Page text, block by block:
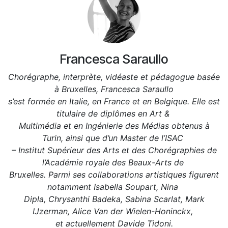
Francesca Saraullo
Chorégraphe, interprète, vidéaste et pédagogue basée
à Bruxelles, Francesca Saraullo
s’est formée en Italie, en France et en Belgique. Elle est
titulaire de diplômes en Art &
Multimédia et en Ingénierie des Médias obtenus à
Turin, ainsi que d’un Master de l’ISAC
– Institut Supérieur des Arts et des Chorégraphies de
l’Académie royale des Beaux-Arts de
Bruxelles. Parmi ses collaborations artistiques figurent
notamment Isabella Soupart, Nina
Dipla, Chrysanthi Badeka, Sabina Scarlat, Mark
IJzerman, Alice Van der Wielen-Honinckx,
et actuellement Davide Tidoni.